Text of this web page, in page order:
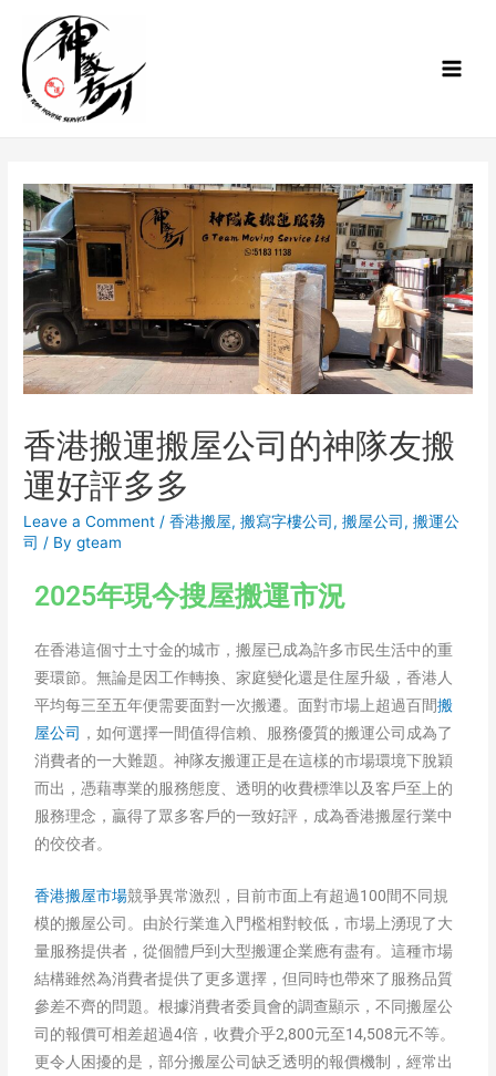
香港搬運搬屋公司的神隊友搬
運好評多多
Leave a Comment /香港搬屋,搬寫字樓公司,搬屋公司,搬運公
司 / Bygteam
2025年現今搜屋搬運市況
在香港這個寸土寸金的城市，搬屋已成為許多市民生活中的重
要環節。無論是因工作轉換、家庭變化還是住屋升級，香港人
平均每三至五年便需要面對一次搬遷。面對市場上超過百間搬
屋公司 ，如何選擇一間值得信賴、服務優質的搬運公司成為了
消費者的一大難題。神隊友搬運正是在這樣的市場環境下脫穎
而出，憑藉專業的服務態度、透明的收費標準以及客戶至上的
服務理念，贏得了眾多客戶的一致好評，成為香港搬屋行業中
的佼佼者。
香港搬屋市場競爭異常激烈，目前市面上有超過100間不同規
模的搬屋公司。由於行業進入門檻相對較低，市場上湧現了大
量服務提供者，從個體戶到大型搬運企業應有盡有。這種市場
結構雖然為消費者提供了更多選擇，但同時也帶來了服務品質
參差不齊的問題。根據消費者委員會的調查顯示，不同搬屋公
司的報價可相差超過4倍，收費介乎2,800元至14,508元不等。
更令人困擾的是，部分搬屋公司缺乏透明的報價機制，經常出